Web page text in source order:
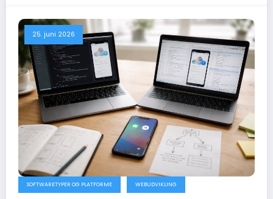
25. juni 2026
SOFTWARETYPER OG PLATFORME WEBUDVIKLING